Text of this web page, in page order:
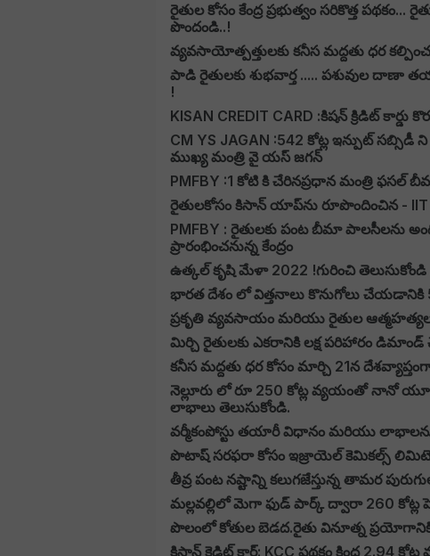
రైతుల కోసం కేంద్ర ప్రభుత్వం సరికొత్త
పొందండి..!
వ్యవసాయోత్పత్తులకు కనీస మద్దతు ధర
పాడి రైతులకు శుభవార్త ..... పశువుల దాణా
!
KISAN CREDIT CARD :కిషన్ క్రిడిట్ కార్డు
CM YS JAGAN :542 కోట్ల ఇన్పుట్
ముఖ్య మంత్రి వై యస్ జగన్
PMFBY :1 కోటి కి చేరినప్రధాన మంత్రి ఫసల్
రైతులకోసం కిసాన్ యాప్‌ను రూపొందించిన - IIT
PMFBY : రైతులకు పంట బీమా పాలసీలను
ప్రారంభించనున్న కేంద్రం
ఉత్కల్ కృషి మేళా 2022 !గురించి తెలుసుకోండి
భారత దేశం లో విత్తనాలు కొనుగోలు చేయడానికి 5
ప్రకృతి వ్యవసాయం మరియు రైతుల
మిర్చి రైతులకు ఎకరానికి లక్ష పరిహారం డిమాండ్
కనీస మద్దతు ధర కోసం మార్చి 21న దేశవ్యాప్తంగా
నెల్లూరు లో రూ 250 కోట్ల వ్యయంతో నానో
లాభాలు తెలుసుకోండి.
వర్మీకంపోస్టు తయారీ విధానం మరియు లాభాలను
పొటాష్ సరఫరా కోసం ఇజ్రాయెల్ కెమికల్స్
తీవ్ర పంట నష్టాన్ని కలుగజేస్తున్న తామర
మల్లవల్లిలో మెగా ఫుడ్ పార్క్ ద్వారా 260 కోట్ల
పొలంలో కోతుల బెడద.రైతు వినూత్న ప్రయోగానికి
కిసాన్ క్రెడిట్ కార్డ్: KCC పథకం కింద 2.94